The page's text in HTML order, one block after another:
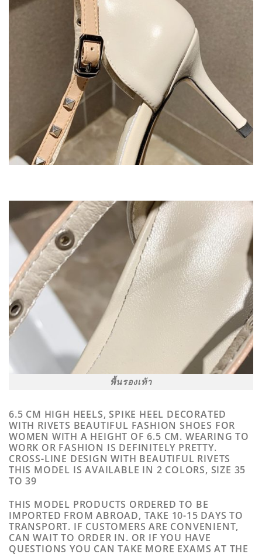
พื้นรองเท้า
6.5 CM HIGH HEELS, SPIKE HEEL DECORATED
WITH RIVETS BEAUTIFUL FASHION SHOES FOR
WOMEN WITH A HEIGHT OF 6.5 CM. WEARING TO
WORK OR FASHION IS DEFINITELY PRETTY.
CROSS-LINE DESIGN WITH BEAUTIFUL RIVETS
THIS MODEL IS AVAILABLE IN 2 COLORS, SIZE 35
TO 39
THIS MODEL PRODUCTS ORDERED TO BE
IMPORTED FROM ABROAD, TAKE 10-15 DAYS TO
TRANSPORT. IF CUSTOMERS ARE CONVENIENT,
CAN WAIT TO ORDER IN. OR IF YOU HAVE
QUESTIONS YOU CAN TAKE MORE EXAMS AT THE